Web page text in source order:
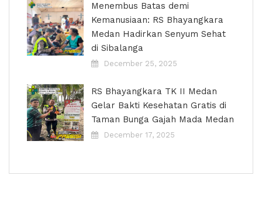
Menembus Batas demi
Kemanusiaan: RS Bhayangkara
Medan Hadirkan Senyum Sehat
di Sibalanga
December 25, 2025
RS Bhayangkara TK II Medan
Gelar Bakti Kesehatan Gratis di
Taman Bunga Gajah Mada Medan
December 17, 2025